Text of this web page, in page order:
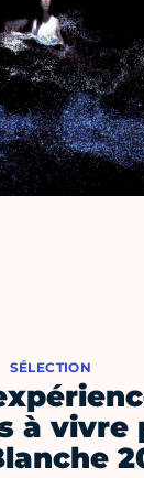
à vivre
SÉLECTION